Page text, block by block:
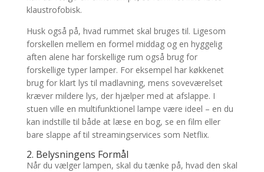
klaustrofobisk.
Husk også på, hvad rummet skal bruges til. Ligesom
forskellen mellem en formel middag og en hyggelig
aften alene har forskellige rum også brug for
forskellige typer lamper. For eksempel har køkkenet
brug for klart lys til madlavning, mens soveværelset
kræver mildere lys, der hjælper med at afslappe. I
stuen ville en multifunktionel lampe være ideel – en du
kan indstille til både at læse en bog, se en film eller
bare slappe af til streamingservices som Netflix.
2. Belysningens Formål
Når du vælger lampen, skal du tænke på, hvad den skal